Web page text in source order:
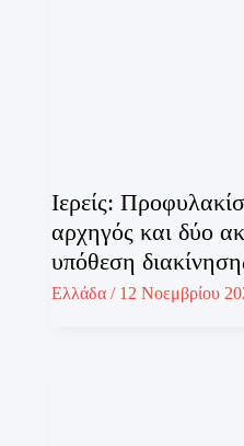
Ιερείς:
αρχηγός και δύο
υπόθεση
Ελλάδα / 12 Νοεμβρίου